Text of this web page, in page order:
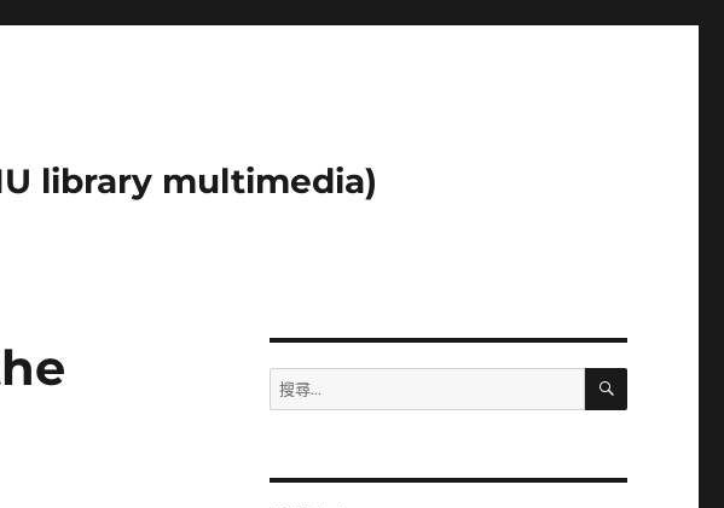
library multimedia)
搜
尋
字:
搜